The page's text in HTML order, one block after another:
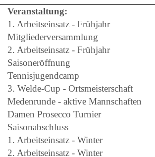
Veranstaltung:
1. Arbeitseinsatz - Frühjahr
Mitgliederversammlung
2. Arbeitseinsatz - Frühjahr
Saisoneröffnung
Tennisjugendcamp
3. Welde-Cup - Ortsmeisterschaft
Medenrunde - aktive Mannschaften
Damen Prosecco Turnier
Saisonabschluss
1. Arbeitseinsatz - Winter
2. Arbeitseinsatz - Winter